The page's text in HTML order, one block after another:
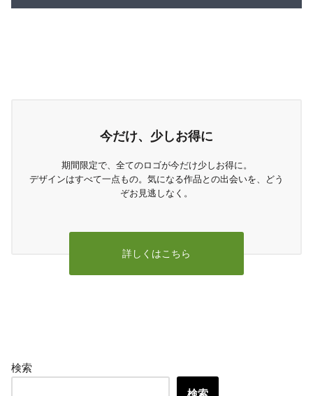
今だけ、少しお得に
期間限定で、全てのロゴが今だけ少しお得に。
デザインはすべて一点もの。気になる作品との出会いを、どう
ぞお見逃しなく。
詳しくはこちら
検索
検索